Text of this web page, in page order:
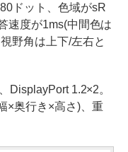
ドット、色域がsR
速度が1ms(中間色は
野角は上下/左右と
DisplayPort 1.2×2。
×奥行き×高さ)、重